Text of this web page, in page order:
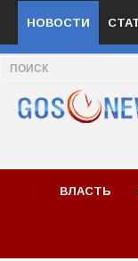
НОВОСТИ
ВЛАСТЬ